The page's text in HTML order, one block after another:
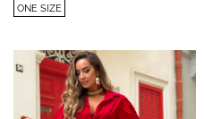
ONE SIZE